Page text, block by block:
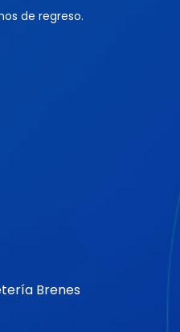
de regreso.
Brenes